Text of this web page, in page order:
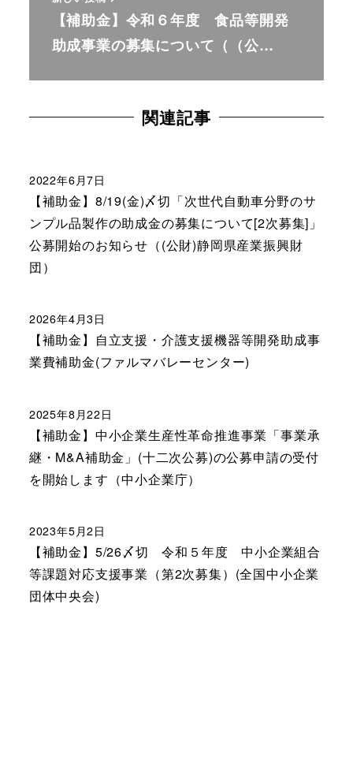
【補助金】令和６年度 食品等開発
助成事業の募集について（（公…
関連記事
【補助金】8/19(金)〆切「次世代自動車分野のサ
ンプル品製作の助成金の募集について[2次募集]」
公募開始のお知らせ（(公財)静岡県産業振興財
団）
2022年6月7日
【補助金】自立支援・介護支援機器等開発助成事
業費補助金(ファルマバレーセンター)
2026年4月3日
【補助金】中小企業生産性革命推進事業「事業承
継・M&A補助金」(十二次公募)の公募申請の受付
を開始します（中小企業庁）
2025年8月22日
【補助金】5/26〆切 令和５年度 中小企業組合
等課題対応支援事業（第2次募集）(全国中小企業
団体中央会)
2023年5月2日